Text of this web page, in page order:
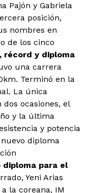
Pajón y Gabriela
posición,
nombres en
de los cinco
récord y diploma
una carrera
Terminó en la
La única
ocasiones, el
y la última
y potencia
diploma
diploma para el
Yeni Arias
la coreana, IM